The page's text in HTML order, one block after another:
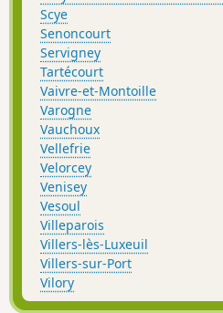
Scye
Senoncourt
Servigney
Tartécourt
Vaivre-et-Montoille
Varogne
Vauchoux
Vellefrie
Velorcey
Venisey
Vesoul
Villeparois
Villers-lès-Luxeuil
Villers-sur-Port
Vilory